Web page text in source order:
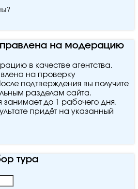
на модерацию
в качестве агентства.
на проверку
подтверждения вы получите
разделам сайта.
до 1 рабочего дня.
придёт на указанный
тура